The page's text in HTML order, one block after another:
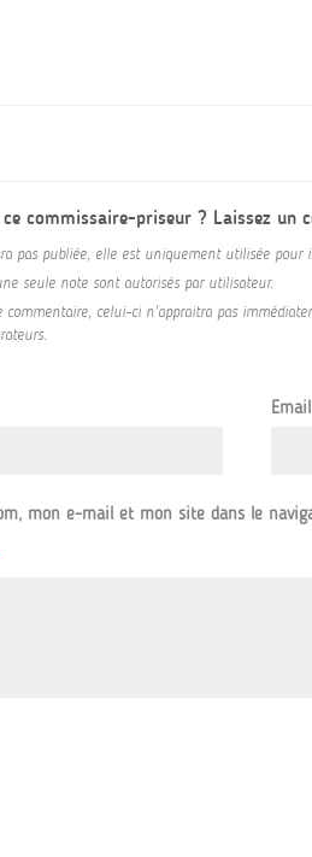
ce commissaire-priseur ? Laissez un
pas publiée, elle est uniquement utilisée pour
seule note sont autorisés par utilisateur.
commentaire, celui-ci n'appraitra pas
Email
mon e-mail et mon site dans le